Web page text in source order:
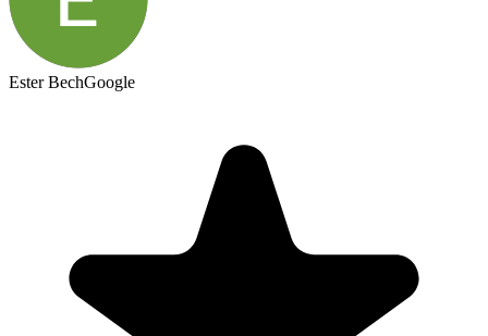
Ester BechGoogle